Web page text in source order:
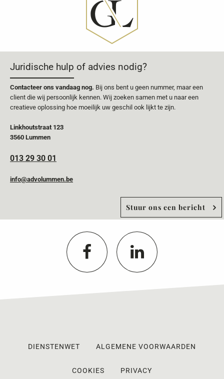
Juridische hulp of advies nodig?
Contacteer ons vandaag nog. Bij ons bent u geen nummer, maar een
client die wij persoonlijk kennen. Wij zoeken samen met u naar een
creatieve oplossing hoe moeilijk uw geschil ook lijkt te zijn.
Linkhoutstraat 123
3560 Lummen
013 29 30 01
info@advolummen.be
Stuur ons een bericht
DIENSTENWET ALGEMENE VOORWAARDEN
COOKIES PRIVACY